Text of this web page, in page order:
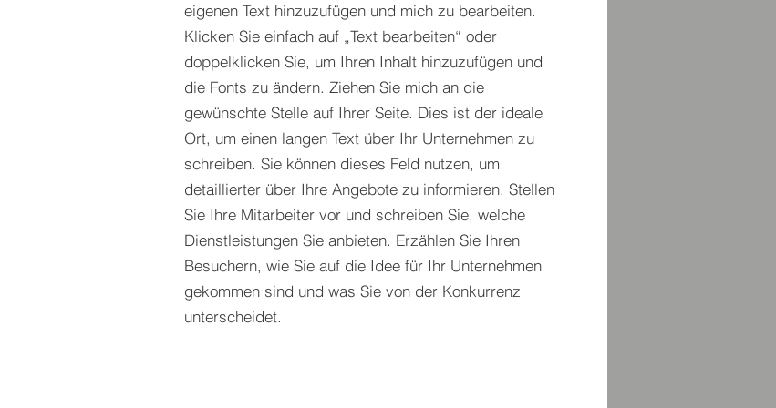
eigenen Text hinzuzufügen und mich zu bearbeiten.
Klicken Sie einfach auf „Text bearbeiten“ oder
doppelklicken Sie, um Ihren Inhalt hinzuzufügen und
die Fonts zu ändern. Ziehen Sie mich an die
gewünschte Stelle auf Ihrer Seite. Dies ist der ideale
Ort, um einen langen Text über Ihr Unternehmen zu
schreiben. Sie können dieses Feld nutzen, um
detaillierter über Ihre Angebote zu informieren. Stellen
Sie Ihre Mitarbeiter vor und schreiben Sie, welche
Dienstleistungen Sie anbieten. Erzählen Sie Ihren
Besuchern, wie Sie auf die Idee für Ihr Unternehmen
gekommen sind und was Sie von der Konkurrenz
unterscheidet.